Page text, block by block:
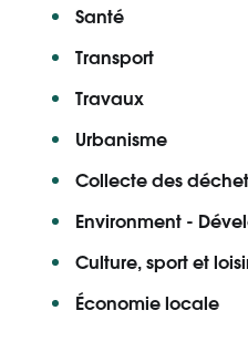
Santé
Transport
Travaux
Urbanisme
Collecte des
Environment -
Culture, sport et
Économie locale